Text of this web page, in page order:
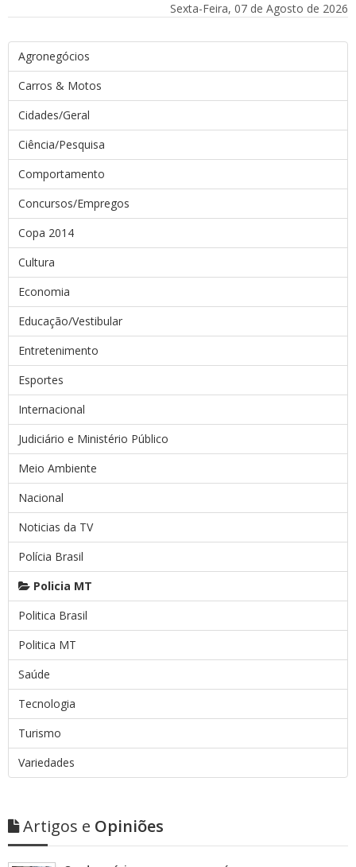
Sexta-Feira, 07 de Agosto de 2026
Agronegócios
Carros & Motos
Cidades/Geral
Ciência/Pesquisa
Comportamento
Concursos/Empregos
Copa 2014
Cultura
Economia
Educação/Vestibular
Entretenimento
Esportes
Internacional
Judiciário e Ministério Público
Meio Ambiente
Nacional
Noticias da TV
Polícia Brasil
Policia MT
Politica Brasil
Politica MT
Saúde
Tecnologia
Turismo
Variedades
Artigos e Opiniões